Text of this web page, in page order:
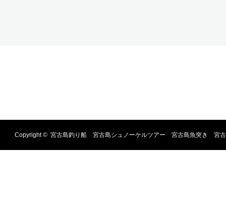
Copyright © 宮古島釣り船 宮古島シュノーケルツアー 宮古島魚突き 宮古